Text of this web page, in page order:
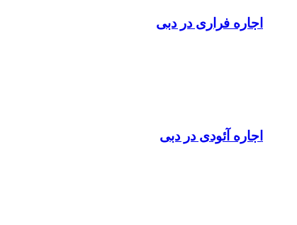
اجاره فراری در دبی
اجاره آئودی در دبی